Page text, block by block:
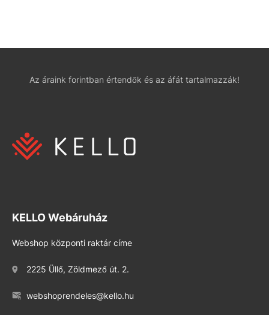
Az áraink forintban értendők és az áfát tartalmazzák!
KELLO Webáruház
Webshop központi raktár címe
2225 Üllő, Zöldmező út. 2.
webshoprendeles@kello.hu